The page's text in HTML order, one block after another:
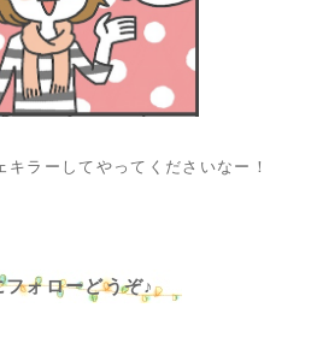
ラーしてやってくださいなー！
フォローどうぞ♪